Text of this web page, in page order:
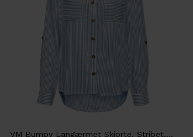
VM Bumpy Langærmet Skjorte, Stribet, Grålig